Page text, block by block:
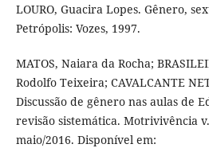
LOURO, Guacira Lopes. Gênero,
Petrópolis: Vozes, 1997.
MATOS, Naiara da Rocha;
Rodolfo Teixeira; CAVALCANTE
Discussão de gênero nas aulas de
revisão sistemática. Motrivivência
maio/2016. Disponível em: